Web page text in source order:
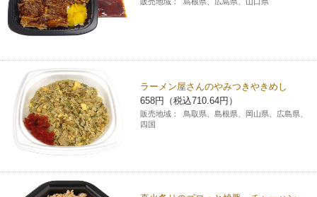
ラーメン屋さんのやみつきやきめし
658円（税込710.64円）
販売地域：
鳥取県、島根県、岡山県、広島県、
四国